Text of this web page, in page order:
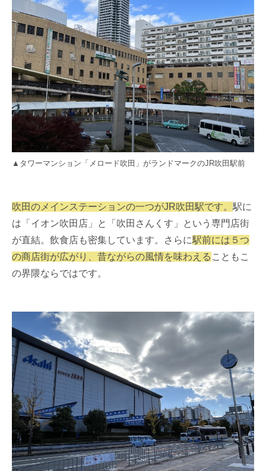
▲タワーマンション「メロード吹田」がランドマークのJR吹田駅前
吹田のメインステーションの一つがJR吹田駅です。 駅に
は「イオン吹田店」と「吹田さんくす」という専門店街
が直結。飲食店も密集しています。さらに駅前には５つ
の商店街が広がり、昔ながらの風情を味わえる こともこ
の界隈ならではです。